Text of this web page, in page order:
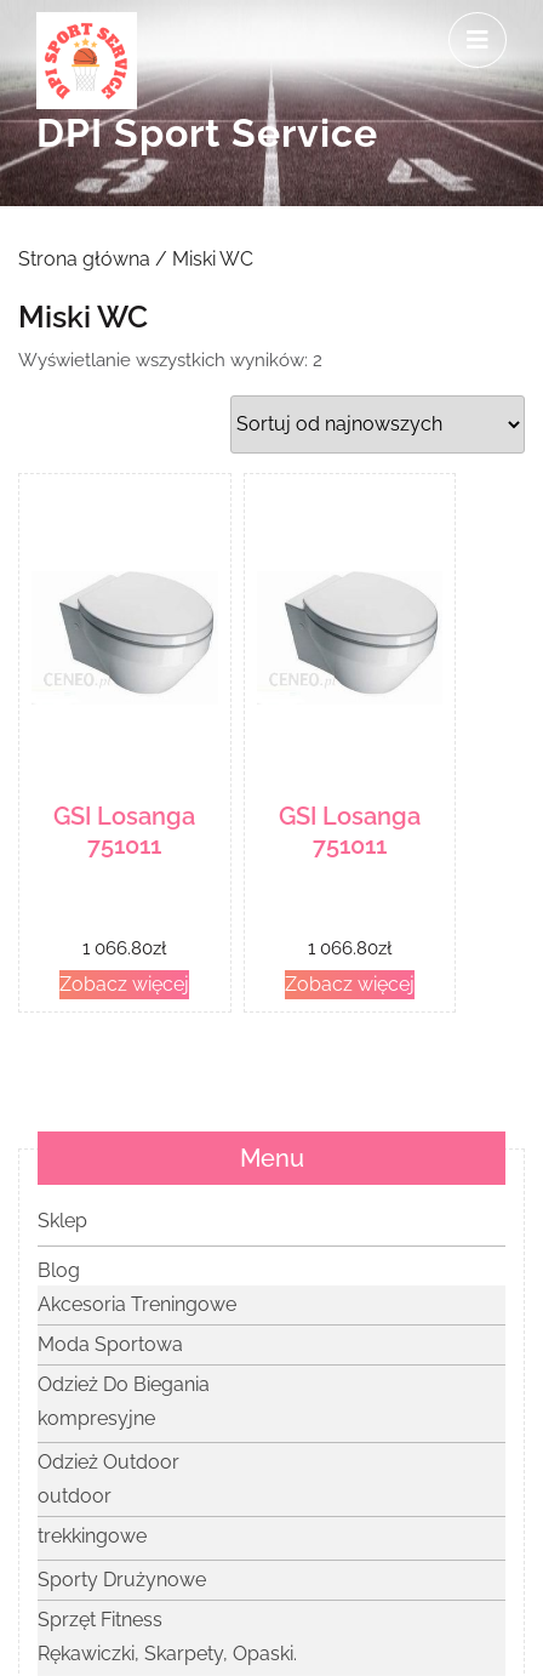
content
DPI Sport Service
Strona główna / Miski WC
Miski WC
Wyświetlanie wszystkich wyników: 2
według
najnowszych
GSI Losanga
751011
1 066.80zł
Zobacz więcej
GSI Losanga
751011
1 066.80zł
Zobacz więcej
Menu
Sklep
Blog
Akcesoria Treningowe
Moda Sportowa
Odzież Do Biegania
kompresyjne
Odzież Outdoor
outdoor
trekkingowe
Sporty Drużynowe
Sprzęt Fitness
Rękawiczki, Skarpety, Opaski.